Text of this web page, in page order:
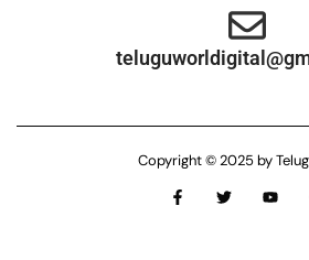
Copyright © 2025 by